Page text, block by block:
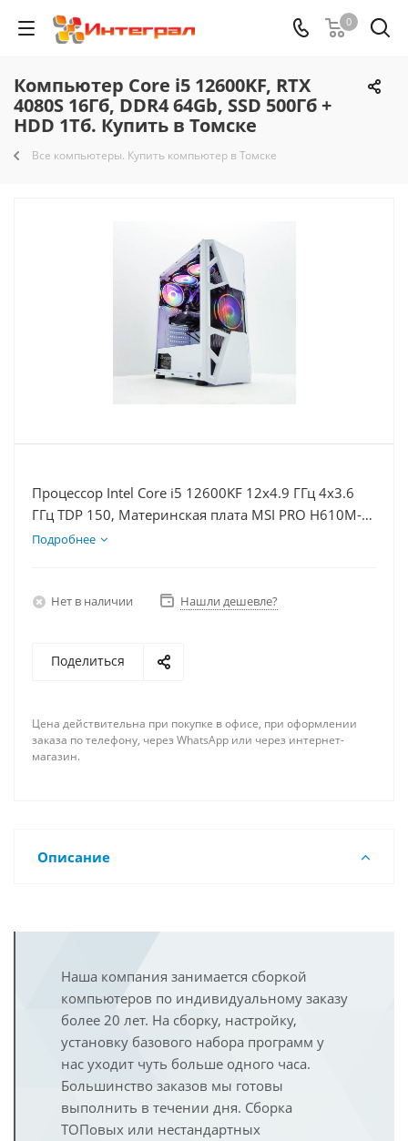
0
Компьютер Core i5 12600KF, RTX
4080S 16Гб, DDR4 64Gb, SSD 500Гб +
HDD 1Тб. Купить в Томске
Все компьютеры. Купить компьютер в Томске
Процессор Intel Core i5 12600KF 12x4.9 ГГц 4x3.6
ГГц TDP 150, Материнская плата MSI PRO H610M-E,
Видеокарта RTX 4080S 16Гб, Память DDR4 64Gb,
Подробнее
Нет в наличии Нашли дешевле?
Поделиться
Цена действительна при покупке в офисе, при оформлении
заказа по телефону, через WhatsApp или через интернет-
магазин.
Описание
Наша компания занимается сборкой
компьютеров по индивидуальному заказу
более 20 лет. На сборку, настройку,
установку базового набора программ у
нас уходит чуть больше одного часа.
Большинство заказов мы готовы
выполнить в течении дня. Сборка
ТОПовых или нестандартных